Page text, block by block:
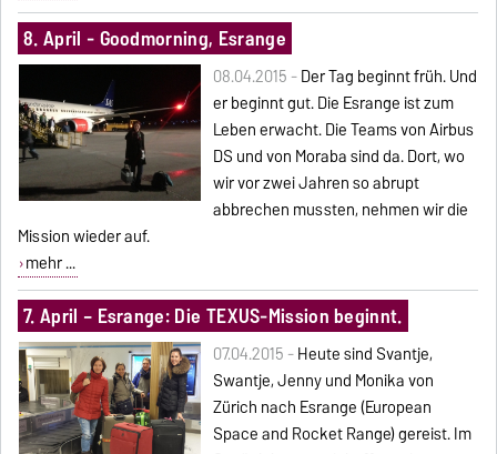
8. April - Goodmorning, Esrange
08.04.2015 -Der Tag beginnt früh. Und
er beginnt gut. Die Esrange ist zum
Leben erwacht. Die Teams von Airbus
DS und von Moraba sind da. Dort, wo
wir vor zwei Jahren so abrupt
abbrechen mussten, nehmen wir die
Mission wieder auf.
mehr ...
7. April – Esrange: Die TEXUS-Mission beginnt.
07.04.2015 -Heute sind Svantje,
Swantje, Jenny und Monika von
Zürich nach Esrange (European
Space and Rocket Range) gereist. Im